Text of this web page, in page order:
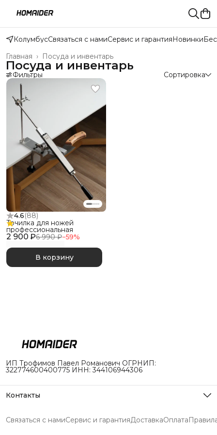
КолумбусСвязаться с намиСервис и гарантияНовинки
Посуда и инвентарь
Главная ›
Посуда и инвентарь
Фильтры Сортировка
4.6(88)
2 900 ₽6 990 ₽−59%
Точилка для ножей
профессиональная
В корзину
ИП Трофимов Павел Романович ОГРНИП:
322774600400775 ИНН: 344106944306
Контакты
Режим работы
Связаться с намиСервис и гарантияДоставкаОплата